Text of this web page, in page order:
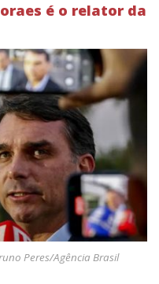
é o relator da
Peres/Agência Brasil